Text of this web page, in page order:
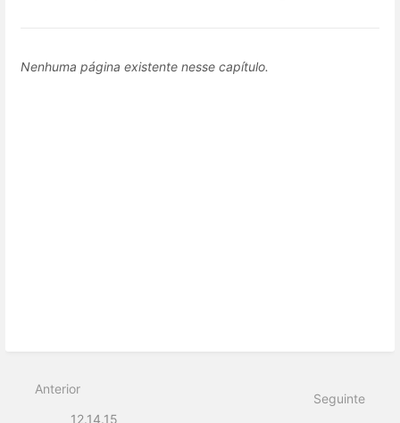
Nenhuma página existente nesse capítulo.
Anterior
12.14.15
Seguinte